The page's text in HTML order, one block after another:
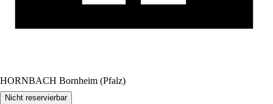
HORNBACH Bornheim (Pfalz)
Nicht reservierbar